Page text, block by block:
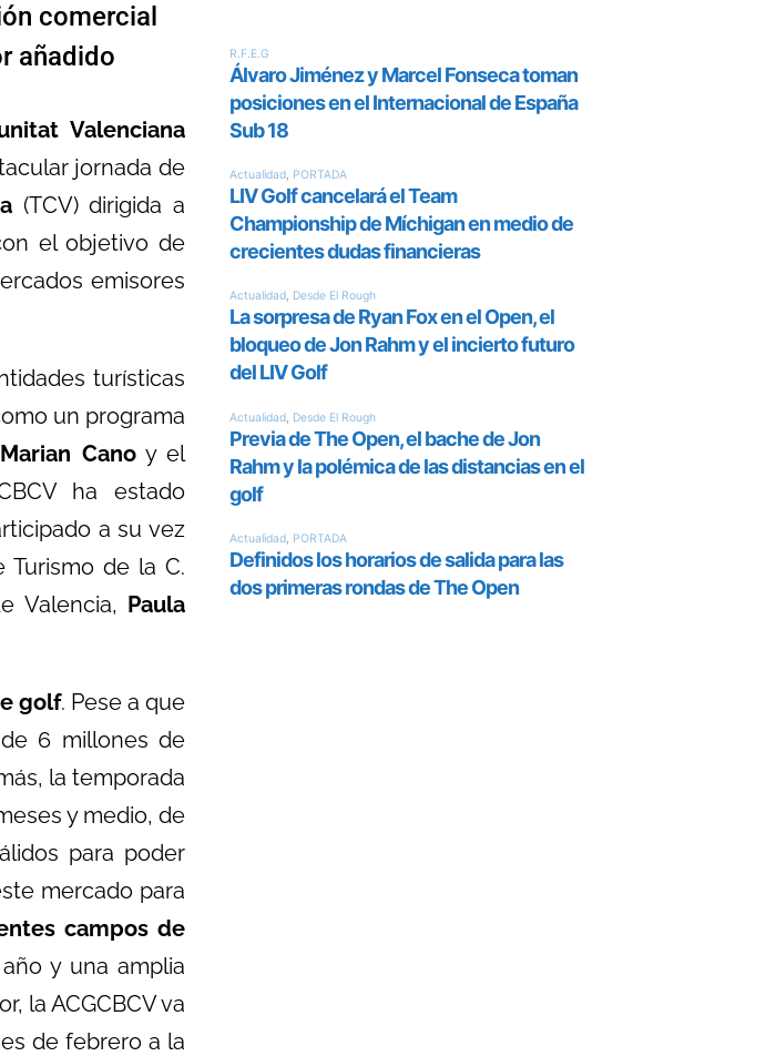
comercial
añadido
Valenciana
jornada de
(TCV) dirigida a
el objetivo de
emisores
turísticas
un programa
Marian Canoy el
ha estado
a su vez
Turismo de la C.
Valencia, Paula
golf. Pese a que
6 millones de
la temporada
y medio, de
para poder
mercado para
campos de
y una amplia
la ACGCBCV va
de febrero a la